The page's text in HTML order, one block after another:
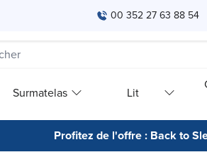
00 352 27 63 88 54
Surmatelas Lit
Profitez de l'offre : Back to